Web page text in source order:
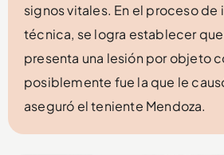
signos vitales. En el proceso
técnica, se logra establecer
presenta una lesión por objeto
posiblemente fue la que le
aseguró el teniente Mendoza.